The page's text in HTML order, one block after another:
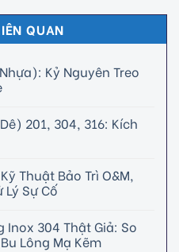
QUAN
Kỷ Nguyên Treo
201, 304, 316: Kích
Thuật Bảo Trì O&M,
Lý Sự Cố
Inox 304 Thật Giả: So
Lông Mạ Kẽm